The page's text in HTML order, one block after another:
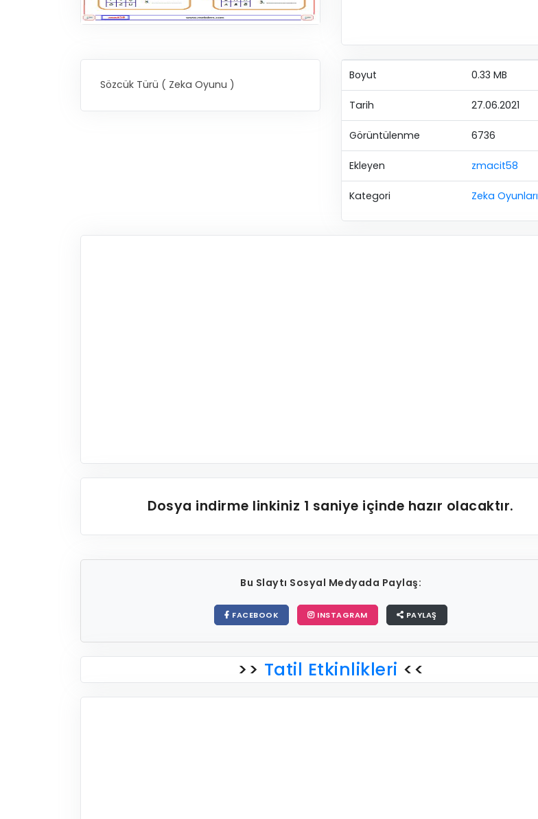
Sözcük Türü ( Zeka Oyunu )
Boyut 0.33 MB
Tarih 27.06.2021
Görüntülenme 6736
Ekleyen zmacit58
Kategori Zeka Oyunları
Dosya indirme linkiniz 1 saniye içinde hazır olacaktır.
Bu Slaytı Sosyal Medyada Paylaş:
FACEBOOK INSTAGRAM PAYLAŞ
>> Tatil Etkinlikleri <<